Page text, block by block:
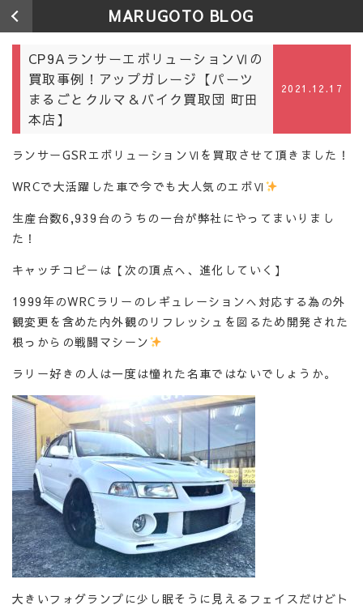
MARUGOTO BLOG
CP9AランサーエボリューションⅥの
買取事例！アップガレージ【パーツ
まるごとクルマ＆バイク買取団 町田
本店】
2021.12.17
ランサーGSRエボリューションⅥを買取させて頂きました！
WRCで大活躍した車で今でも大人気のエボⅥ
生産台数6,939台のうちの一台が弊社にやってまいりまし
た！
キャッチコピーは【次の頂点へ、進化していく】
1999年のWRCラリーのレギュレーションへ対応する為の外
観変更を含めた内外観のリフレッシュを図るため開発された
根っからの戦闘マシーン
ラリー好きの人は一度は憧れた名車ではないでしょうか。
大きいフォグランプに少し眠そうに見えるフェイスだけどト